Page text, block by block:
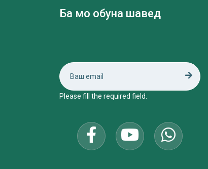
Ба мо обуна шавед
Please fill the required field.